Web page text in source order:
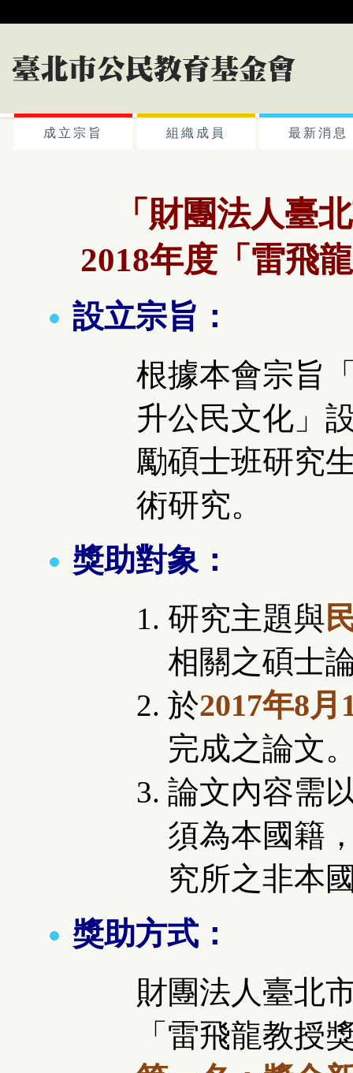
成立宗旨 組織成員 最新消息
「財團法人臺
2018年度 「 雷飛
設立宗旨：
根據本會宗旨
升公民文化」
勵碩士班研究
術研究。
獎助對象：
研究主題與
相關之碩士
於2017年8月
完成之論文
論文內容需
須為本國籍
究所之非本
獎助方式：
財團法人臺北
「 雷飛龍教授